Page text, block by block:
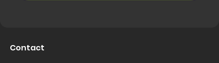
Contact